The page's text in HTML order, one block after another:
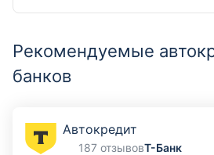
Рекомендуемые
банков
Автокредит
187 отзывовТ-Банк